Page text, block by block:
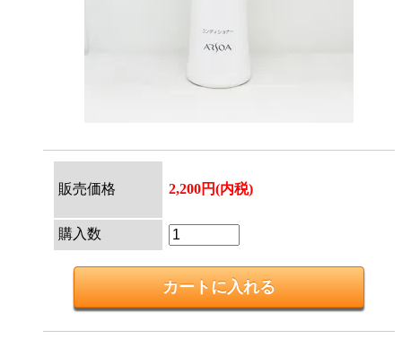
販売価格 2,200円(内税)
購入数